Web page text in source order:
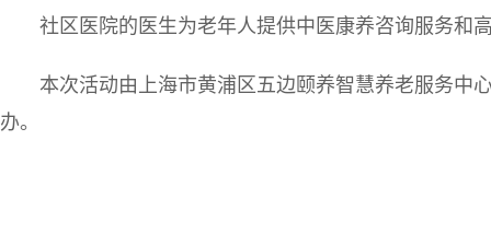
社区医院的医生为老年人提供中医康养咨询服务和
本次活动由上海市黄浦区五边颐养智慧养老服务中
办。